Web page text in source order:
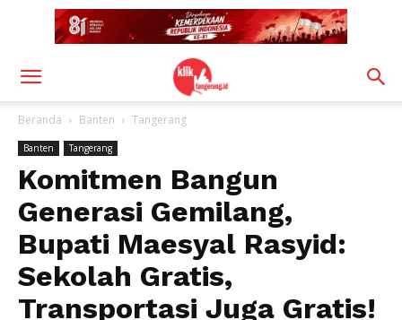
Beranda Banten Tangerang
Banten Tangerang
Komitmen Bangun
Generasi Gemilang,
Bupati Maesyal Rasyid:
Sekolah Gratis,
Transportasi Juga Gratis!